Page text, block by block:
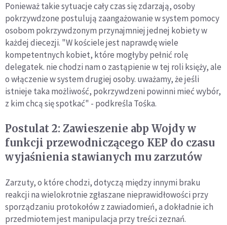
Ponieważ takie sytuacje cały czas się zdarzają, osoby
pokrzywdzone postulują zaangażowanie w system pomocy
osobom pokrzywdzonym przynajmniej jednej kobiety w
każdej diecezji. "W kościele jest naprawdę wiele
kompetentnych kobiet, które mogłyby pełnić rolę
delegatek. nie chodzi nam o zastąpienie w tej roli księży, ale
o włączenie w system drugiej osoby. uważamy, że jeśli
istnieje taka możliwość, pokrzywdzeni powinni mieć wybór,
z kim chcą się spotkać" - podkreśla Tośka.
Postulat 2: Zawieszenie abp Wojdy w
funkcji przewodniczącego KEP do czasu
wyjaśnienia stawianych mu zarzutów
Zarzuty, o które chodzi, dotyczą między innymi braku
reakcji na wielokrotnie zgłaszane nieprawidłowości przy
sporządzaniu protokołów z zawiadomień, a dokładnie ich
przedmiotem jest manipulacja przy treści zeznań.